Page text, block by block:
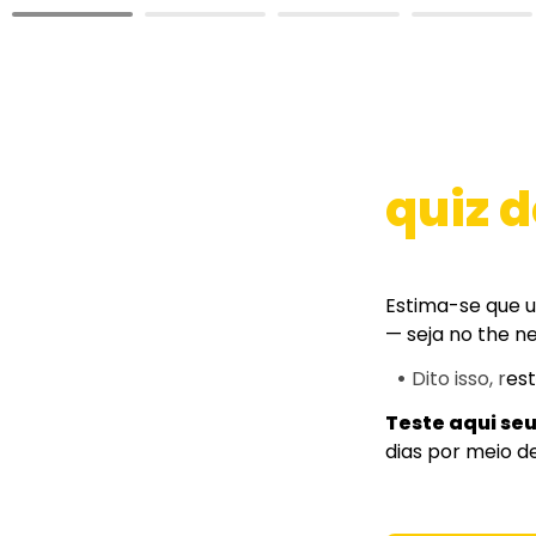
quiz
Estima-se que
— seja no the
   •
Dito isso, r
Teste aqui
dias por meio